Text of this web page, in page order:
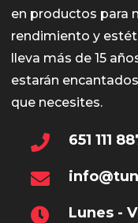
en productos para
rendimiento y
lleva más de 15
estarán
que necesites.
651 111
Lunes -